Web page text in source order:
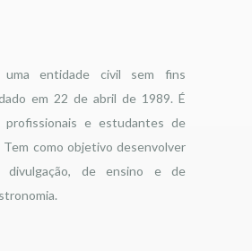
entidade civil sem fins
em 22 de abril de 1989. É
profissionais e estudantes de
Tem como objetivo desenvolver
divulgação, de ensino e de